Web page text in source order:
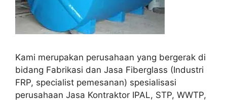
Kami merupakan perusahaan yang bergerak di
bidang Fabrikasi dan Jasa Fiberglass (Industri
FRP, specialist pemesanan) spesialisasi
perusahaan Jasa Kontraktor IPAL, STP, WWTP,